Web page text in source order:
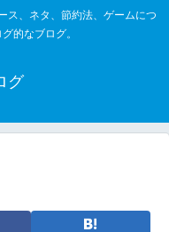
ス、ネタ、節約法、ゲームにつ
的なブログ。
グ